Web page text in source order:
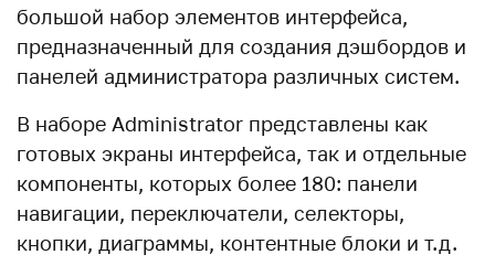
большой набор элементов интерфейса,
предназначенный для создания дэшбордов и
панелей администратора различных систем.
В наборе Administrator представлены как
готовых экраны интерфейса, так и отдельные
компоненты, которых более 180: панели
навигации, переключатели, селекторы,
кнопки, диаграммы, контентные блоки и т.д.